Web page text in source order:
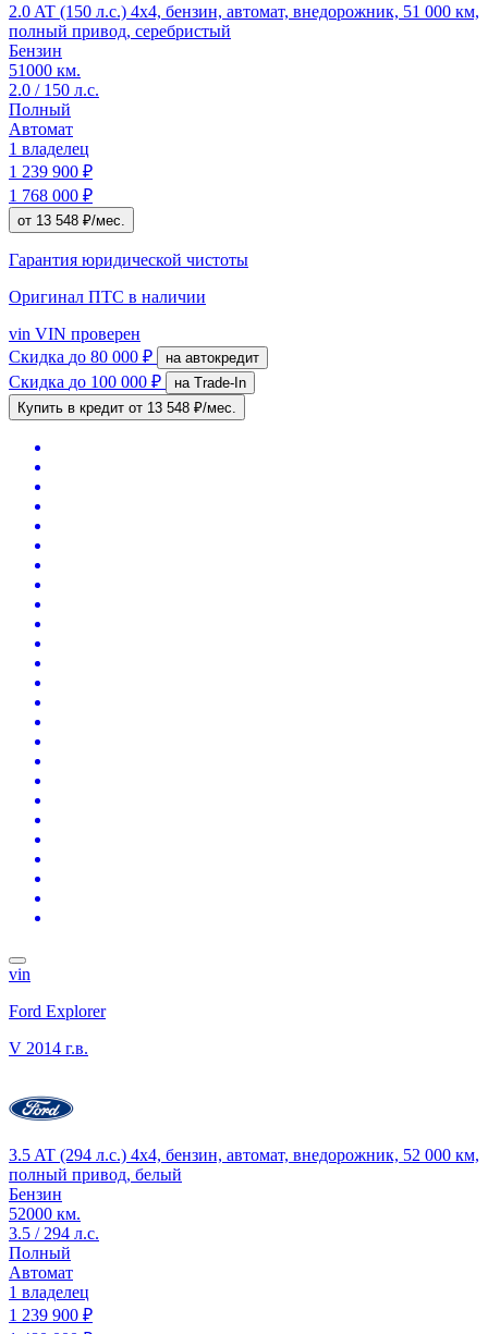
2.0 AT (150 л.с.) 4x4, бензин, автомат, внедорожник, 51 000 км,
полный привод, серебристый
Бензин
51000 км.
2.0 / 150 л.с.
Полный
Автомат
1 владелец
1 239 900 ₽
1 768 000 ₽
от 13 548 ₽/мес.
Гарантия юридической чистоты
Оригинал ПТС в наличии
vin VIN проверен
Скидка до 80 000 ₽ на автокредит
Скидка до 100 000 ₽
на Trade-In
Купить в кредит от 13 548 ₽/мес.
vin
Ford Explorer
V 2014 г.в.
3.5 AT (294 л.с.) 4x4, бензин, автомат, внедорожник, 52 000 км,
полный привод, белый
Бензин
52000 км.
3.5 / 294 л.с.
Полный
Автомат
1 владелец
1 239 900 ₽